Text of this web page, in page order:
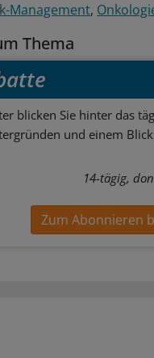
Management
Thema
blicken Sie hinter das
und einem
14-tägig,
Zum Abonnieren